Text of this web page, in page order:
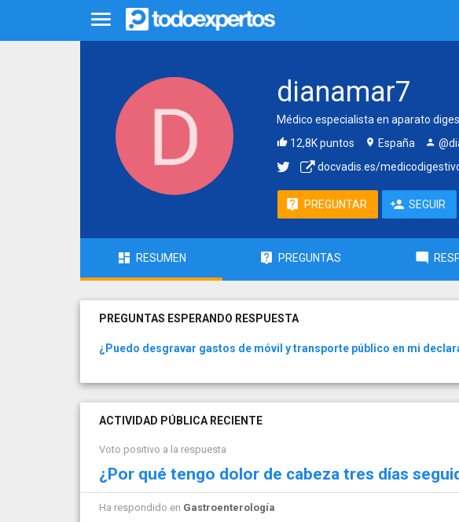
dianamar7
Médico especialista en aparato
12,8K puntos
España
docvadis.es/
PREGUNTAR SEGUIR
RESUMEN PREGUNTAS
PREGUNTAS ESPERANDO RESPUESTA
¿Puedo desgravar gastos de móvil y transporte público en mi
ACTIVIDAD PÚBLICA RECIENTE
Voto positivo a la respuesta
¿Por qué tengo dolor de cabeza tres días
Ha respondido en Gastroenterología